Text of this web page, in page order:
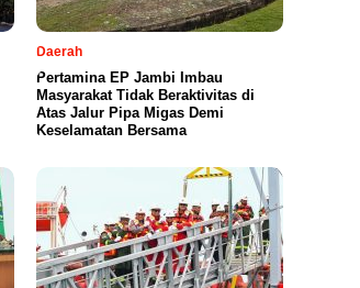
Daerah
Pertamina EP Jambi Imbau
Masyarakat Tidak Beraktivitas di
Atas Jalur Pipa Migas Demi
Keselamatan Bersama